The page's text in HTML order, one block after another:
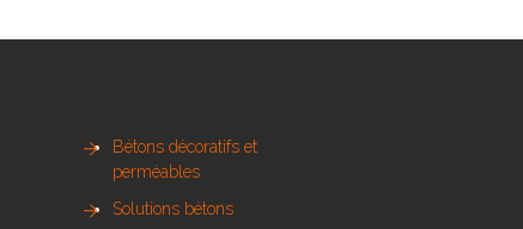
Bétons décoratifs et
perméables
Solutions bétons